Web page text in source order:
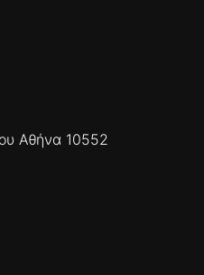
Αθήνα 10552